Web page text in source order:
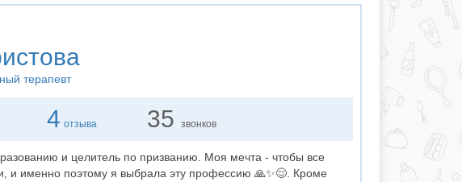
терапевт
4 отзыва 35звонков
и целитель по призванию. Моя мечта - чтобы все
и именно поэтому я выбрала эту профессию 🙏✨😌. Кроме